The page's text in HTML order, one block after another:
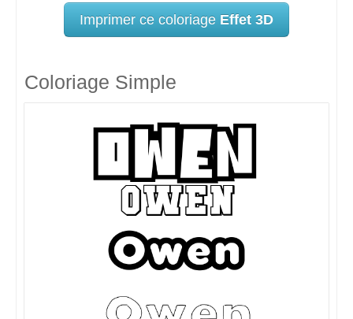
Imprimer ce coloriage Effet 3D
Coloriage Simple